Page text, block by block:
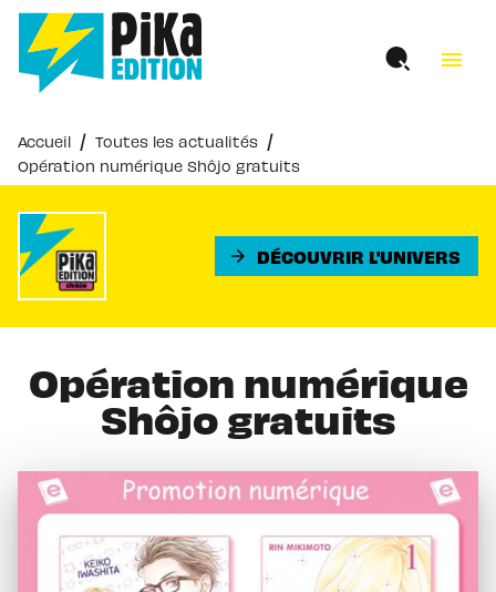
MENU RECHERCHE
PIED DE PAGE
menu
Accueil / Toutes les actualités /
Opération numérique Shôjo gratuits
arrow_forward DÉCOUVRIR L'UNIVERS
Opération numérique
Shôjo gratuits